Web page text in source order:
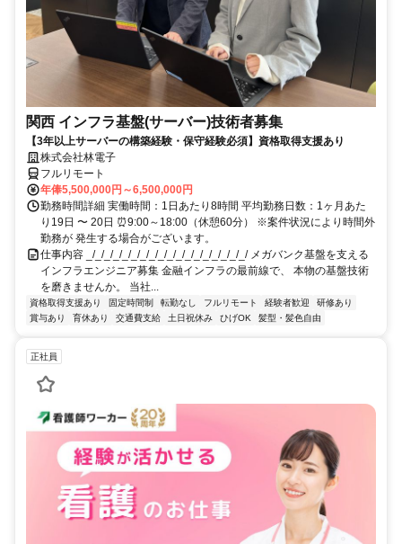
関西 インフラ基盤(サーバー)技術者募集
【3年以上サーバーの構築経験・保守経験必須】資格取得支援あり
株式会社林電子
フルリモート
年俸5,500,000円～6,500,000円
勤務時間詳細 実働時間：1日あたり8時間 平均勤務日数：1ヶ月あた
り19日 〜 20日 ⏰9:00～18:00（休憩60分） ※案件状況により時間外
勤務が 発生する場合がございます。
仕事内容 _/_/_/_/_/_/_/_/_/_/_/_/_/_/_/_/_/_/ メガバンク基盤を支える
インフラエンジニア募集 金融インフラの最前線で、 本物の基盤技術
を磨きませんか。 当社...
資格取得支援あり 固定時間制 転勤なし フルリモート 経験者歓迎
研修あり
賞与あり
育休あり 交通費支給 土日祝休み ひげOK 髪型・髪色自由
正社員